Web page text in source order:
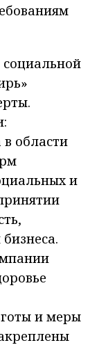
в области
и
и меры